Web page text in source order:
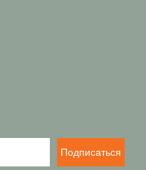
Подписаться